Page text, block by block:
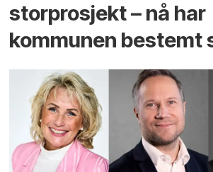
storprosjekt – nå har
kommunen bestemt